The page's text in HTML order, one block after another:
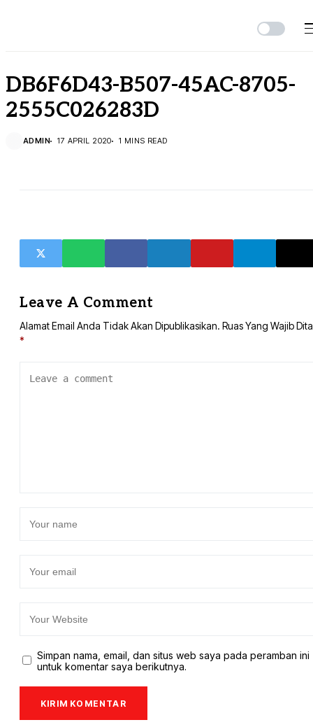
DB6F6D43-B507-45AC-8705-
2555C026283D
ADMIN 17 APRIL 2020 1 MINS READ
Leave A Comment
Alamat Email Anda Tidak Akan Dipublikasikan. Ruas Yang Wajib
*
Simpan nama, email, dan situs web saya pada peramban ini
untuk komentar saya berikutnya.